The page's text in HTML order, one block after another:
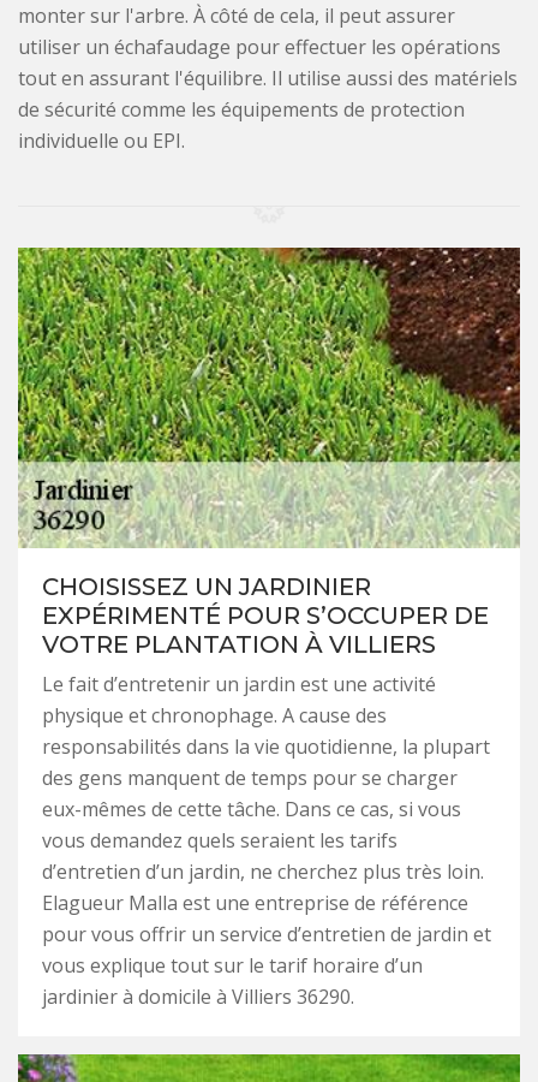
monter sur l'arbre. À côté de cela, il peut assurer
utiliser un échafaudage pour effectuer les opérations
tout en assurant l'équilibre. Il utilise aussi des matériels
de sécurité comme les équipements de protection
individuelle ou EPI.
CHOISISSEZ UN JARDINIER
EXPÉRIMENTÉ POUR S’OCCUPER DE
VOTRE PLANTATION À VILLIERS
Le fait d’entretenir un jardin est une activité
physique et chronophage. A cause des
responsabilités dans la vie quotidienne, la plupart
des gens manquent de temps pour se charger
eux-mêmes de cette tâche. Dans ce cas, si vous
vous demandez quels seraient les tarifs
d’entretien d’un jardin, ne cherchez plus très loin.
Elagueur Malla est une entreprise de référence
pour vous offrir un service d’entretien de jardin et
vous explique tout sur le tarif horaire d’un
jardinier à domicile à Villiers 36290.